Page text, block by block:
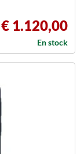
€ 1.120,00
En stock